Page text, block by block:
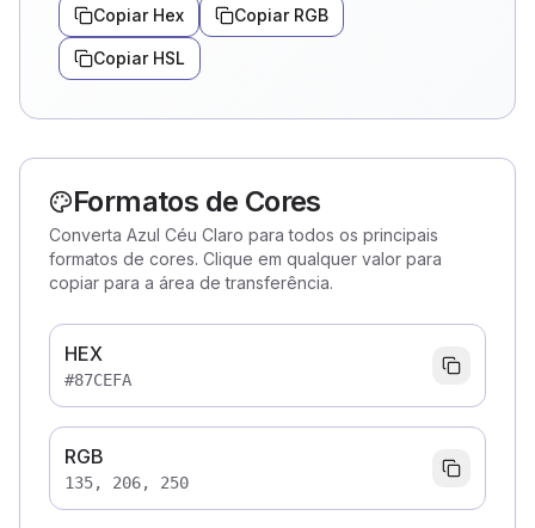
Copiar Hex Copiar RGB
Copiar HSL
Formatos de Cores
Converta Azul Céu Claro para todos os principais
formatos de cores. Clique em qualquer valor para
copiar para a área de transferência.
HEX
#87CEFA
RGB
135, 206, 250